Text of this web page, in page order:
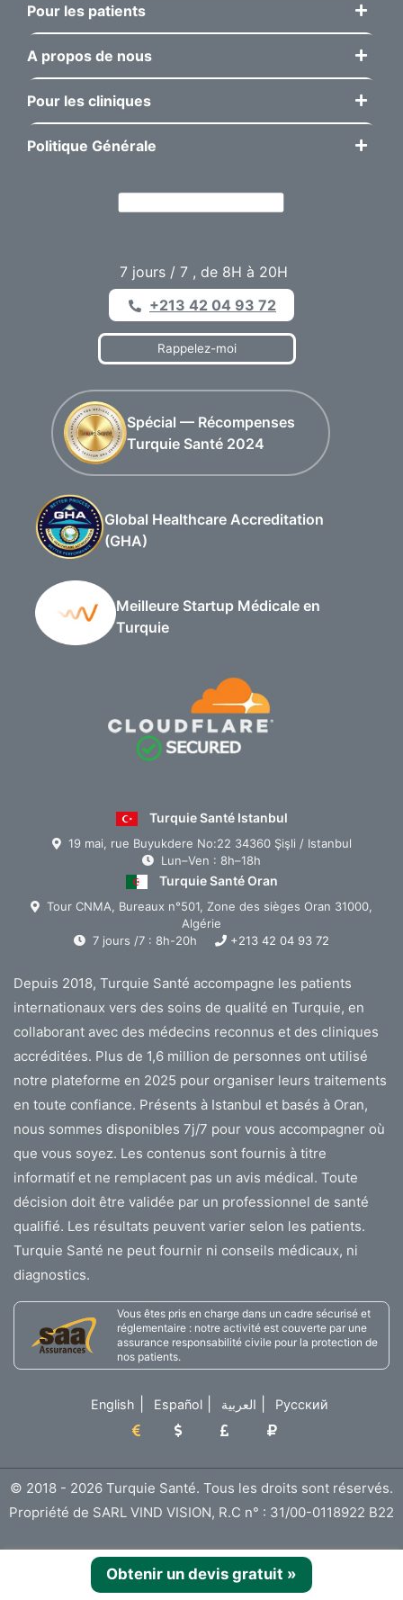
Pour les patients
A propos de nous
Pour les cliniques
Politique Générale
7 jours / 7 , de 8H à 20H
+213 42 04 93 72
Rappelez-moi
Spécial — Récompenses
Turquie Santé 2024
Global Healthcare Accreditation
(GHA)
Meilleure Startup Médicale en
Turquie
Turquie Santé Istanbul
19 mai, rue Buyukdere No:22 34360 Şişli / Istanbul
Lun–Ven : 8h–18h
Turquie Santé Oran
Tour CNMA, Bureaux n°501, Zone des sièges Oran 31000,
Algérie
7 jours /7 : 8h-20h
+213 42 04 93 72
Depuis 2018, Turquie Santé accompagne les patients
internationaux vers des soins de qualité en Turquie, en
collaborant avec des médecins reconnus et des cliniques
accréditées. Plus de 1,6 million de personnes ont utilisé
notre plateforme en 2025 pour organiser leurs traitements
en toute confiance. Présents à Istanbul et basés à Oran,
nous sommes disponibles 7j/7 pour vous accompagner où
que vous soyez. Les contenus sont fournis à titre
informatif et ne remplacent pas un avis médical. Toute
décision doit être validée par un professionnel de santé
qualifié. Les résultats peuvent varier selon les patients.
Turquie Santé ne peut fournir ni conseils médicaux, ni
diagnostics.
Vous êtes pris en charge dans un cadre sécurisé et
réglementaire : notre activité est couverte par une
assurance responsabilité civile pour la protection de
nos patients.
English Español العربية Русский
© 2018 - 2026 Turquie Santé. Tous les droits sont réservés.
Propriété de SARL VIND VISION, R.C n° : 31/00-0118922 B22
Obtenir un devis gratuit »